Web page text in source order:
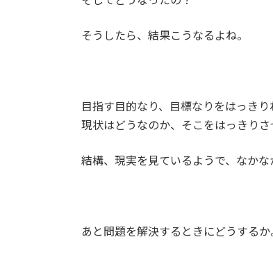
そうしたら、結果こうなるよね。
目指す目的なり、目標なりをはっき
現状はどうなのか、そこをはっきりさ
結構、現実を見ているようで、なか
あと問題を解決するときにどうするか